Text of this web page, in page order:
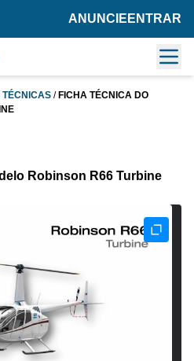
ANUNCIE ENTRAR
TÉCNICAS / FICHA TÉCNICA DO
Robinson R66 Turbine